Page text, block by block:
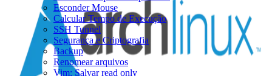
Esconder Mouse
Calcular Tempo de Execução
SSH Tunnel
Segurança e Criptografia
Backup
Renomear arquivos
Vim: Salvar read only